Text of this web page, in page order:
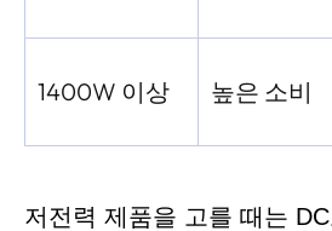
1400W 이상 높은 소비
저전력 제품을 고를 때는